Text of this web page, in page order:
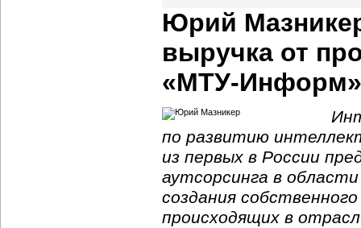
Юрий
выручка от
«МТУ-Информ»
по развитию
из первых в России
аутсорсинга в
создания
происходящих в